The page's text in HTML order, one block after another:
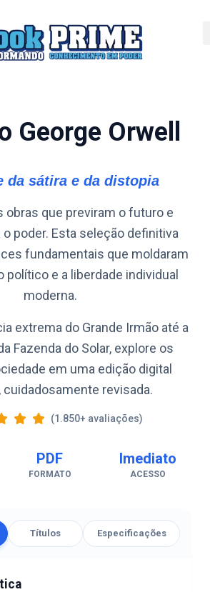
George Orwell
da sátira e da distopia
obras que previram o futuro e
poder. Esta seleção definitiva
fundamentais que moldaram
político e a liberdade individual
moderna.
extrema do Grande Irmão até a
Fazenda do Solar, explore os
em uma edição digital
cuidadosamente revisada.
(1.850+ avaliações)
PDF
FORMATO
Imediato
ACESSO
Títulos Especificações